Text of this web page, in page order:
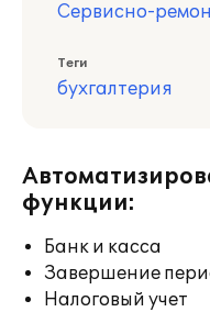
Сервисно-
Теги
бухгалтерия
функции:
Банк и касса
Завершение
Налоговый учет